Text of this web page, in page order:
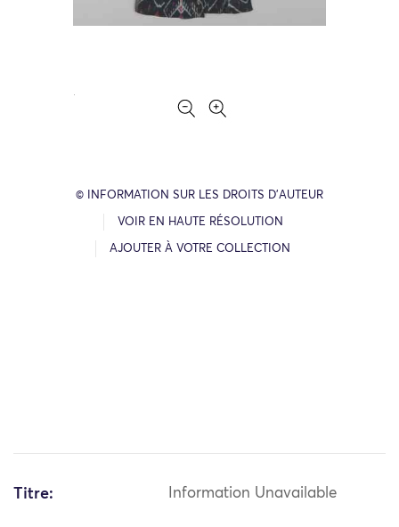
© INFORMATION SUR LES DROITS D’AUTEUR
VOIR EN HAUTE RÉSOLUTION
AJOUTER À VOTRE COLLECTION
Titre: Information Unavailable